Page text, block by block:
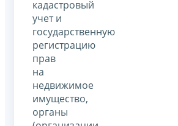
кадастровый
учет и
государственную
регистрацию
прав
на
недвижимое
имущество,
органы